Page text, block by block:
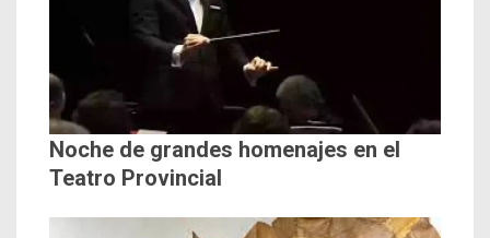
Noche de grandes homenajes en el
Teatro Provincial